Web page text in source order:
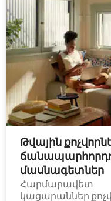
Թվային
մասնագետներ
Հարմարավետ
կացարաններ